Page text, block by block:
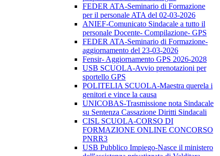
FEDER ATA-Seminario di Formazione
per il personale ATA del 02-03-2026
ANIEF-Comunicato Sindacale a tutto il
personale Docente- Compilazione- GPS
FEDER ATA-Seminario di Formazione-
aggiornamento del 23-03-2026
Fensir- Aggiornamento GPS 2026-2028
USB SCUOLA-Avvio prenotazioni per
sportello GPS
POLITELIA SCUOLA-Maestra querela i
genitori e vince la causa
UNICOBAS-Trasmissione nota Sindacale
su Sentenza Cassazione Diritti Sindacali
CISL SCUOLA-CORSO DI
FORMAZIONE ONLINE CONCORSO
PNRR3
USB Pubblico Impiego-Nasce il ministero